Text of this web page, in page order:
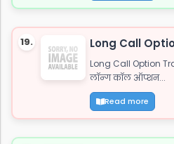
19. Long Call
Long Call Option
लॉन्ग कॉल ऑप्शन...
Read more